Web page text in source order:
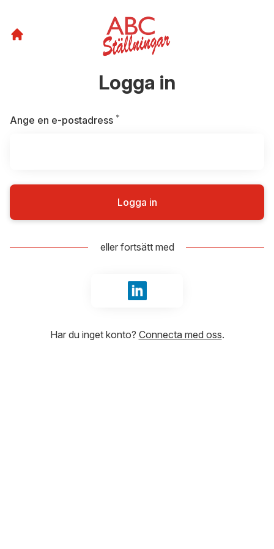
Logga in
Ange en e-postadress *
Logga in
eller fortsätt med
Logga in med LinkedIn
Har du inget konto? Connecta med oss.